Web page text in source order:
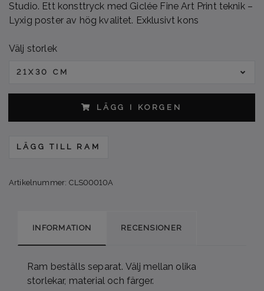
Studio. Ett konsttryck med Giclée Fine Art Print teknik –
Lyxig poster av hög kvalitet. Exklusivt kons
Välj storlek
21X30 CM
LÄGG I KORGEN
LÄGG TILL RAM
Artikelnummer: CLS00010A
INFORMATION RECENSIONER
Ram beställs separat. Välj mellan olika
storlekar, material och färger.